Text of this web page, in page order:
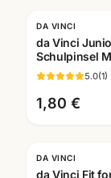
DA VINCI
da Vinci
Schulpinsel
5.0(1)
1,80 €
DA VINCI
da Vinci Fit